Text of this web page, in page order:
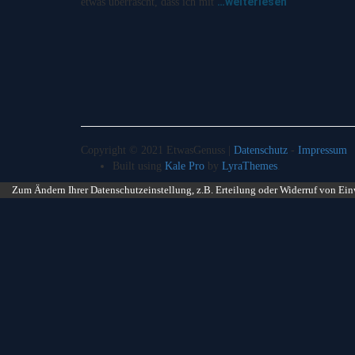
Copyright © 2021 EtwasGenuss | Datenschutz - Impressum
Built using Kale Pro by LyraThemes
Zum Ändern Ihrer Datenschutzeinstellung, z.B. Erteilung oder Widerruf von